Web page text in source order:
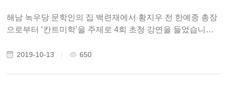
해남 녹우당 문학인의 집 백련재에서 황지우 전 한예종 총장
으로부터 ‘칸트미학’을 주제로 4회 초청 강연을 들었습니다.
남 지역 중등교사와 동고송 회원들이 참여하였습니다. 녹우
2019-10-13 650